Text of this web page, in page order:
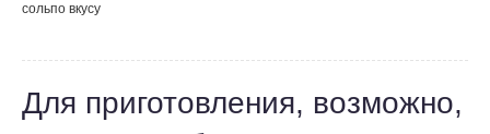
сольпо вкусу
Для приготовления, возможно,